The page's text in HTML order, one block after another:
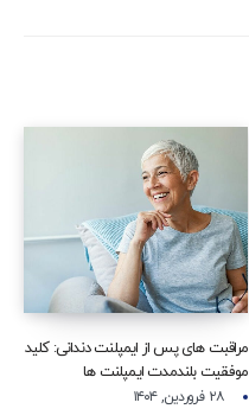
مراقبت‌ های پس از ایمپلنت دندانی: کلید
موفقیت بلندمدت ایمپلنت‌ ها
۲۸ فروردین, ۱۴۰۴